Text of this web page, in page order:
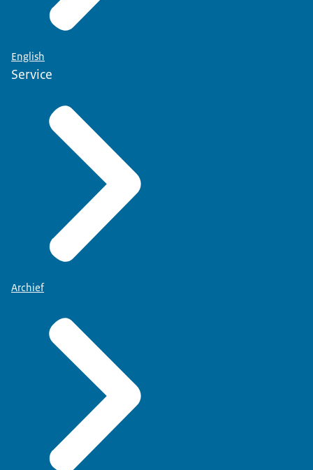
English
Service
Archief